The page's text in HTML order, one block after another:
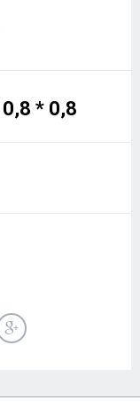
* 0,8